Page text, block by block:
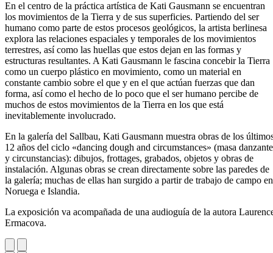
En el centro de la práctica artística de Kati Gausmann se encuentran
los movimientos de la Tierra y de sus superficies. Partiendo del ser
humano como parte de estos procesos geológicos, la artista berlinesa
explora las relaciones espaciales y temporales de los movimientos
terrestres, así como las huellas que estos dejan en las formas y
estructuras resultantes. A Kati Gausmann le fascina concebir la Tierra
como un cuerpo plástico en movimiento, como un material en
constante cambio sobre el que y en el que actúan fuerzas que dan
forma, así como el hecho de lo poco que el ser humano percibe de
muchos de estos movimientos de la Tierra en los que está
inevitablemente involucrado.
En la galería del Sallbau, Kati Gausmann muestra obras de los
12 años del ciclo «dancing dough and circumstances» (masa danzante
y circunstancias): dibujos, frottages, grabados, objetos y obras de
instalación. Algunas obras se crean directamente sobre las paredes de
la galería; muchas de ellas han surgido a partir de trabajo de campo en
Noruega e Islandia.
La exposición va acompañada de una audioguía de la autora
Ermacova.